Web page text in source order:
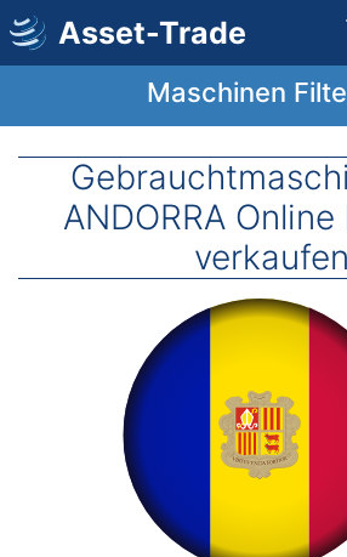
Direkt
zum
Inhalt
Asset-Trade
Maschinen
ANDORRA
verkaufen